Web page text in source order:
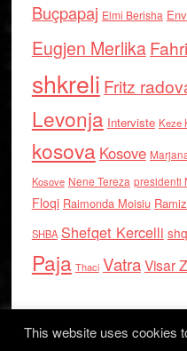
Buçpapaj Elmi Berisha
Eugjen Merlika
shkreli Fritz
Levonja Interviste Keze
kosova Kosove
Kosove Nene Tereza presidenti
Floqi Raimonda Moisiu
SHBA Shefqet Kercelli
Paja Thaci VatraVisar
This website uses cookies